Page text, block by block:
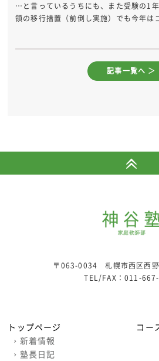
…と言っているうちにも、また受験の1
領の移行措置（前倒し実施）でも今年は
記事一覧へ ＞
〒063-0034 札幌市西区西
TEL/FAX：011-
トップページ
› 新着情報
› 塾長日記
コー